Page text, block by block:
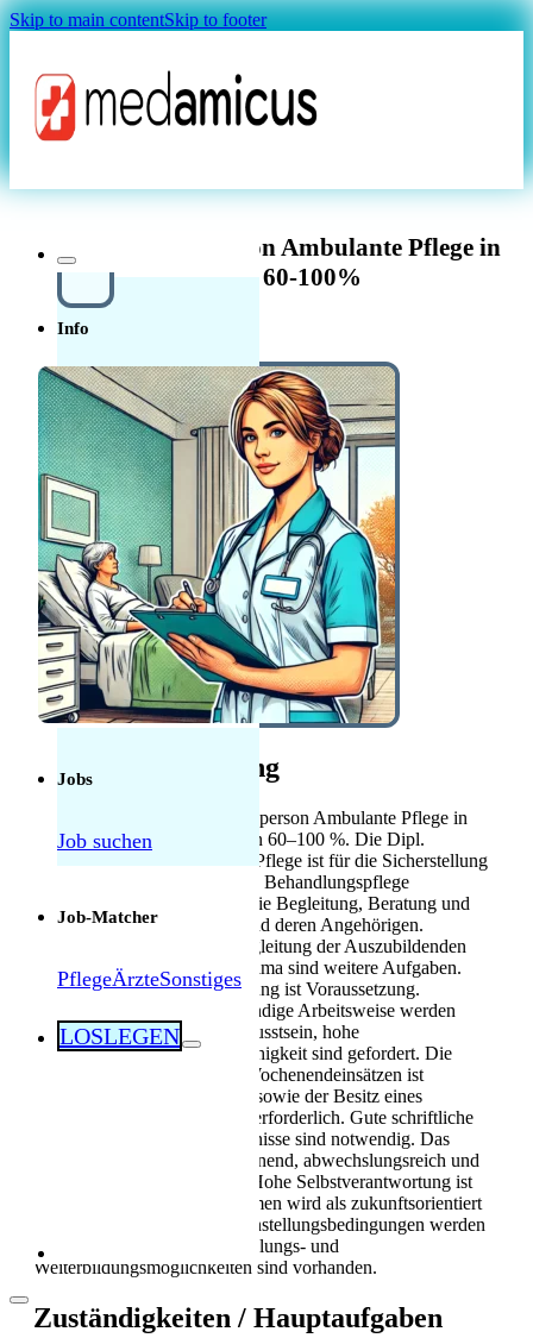
Skip to main contentSkip to footer
MAGAZIN
Magazin
Quellensteuer Lohnrechner
Herausforderungen als Pflegekraft in der
ist — und was nicht
Als Pflegekraft in die Schweiz: Leben, Kultur
und Alltag (2026)
Info
Über unsIn der
Schweiz in der Pflege
arbeitenRatgeber
Krankenkasse
Leitfaden
Start in der Schweiz
Anerkennung
Mebeko Anerkennung
für ÄrzteDiplom-
Anerkennung für
Fachkräfte
Jobs
Job suchen
Job-Matcher
PflegeÄrzteSonstiges
LOSLEGEN
Dipl. Pflegefachperson Ambulante Pflege in
Therwil 60-100%
Stellenbeschreibung
Die Stelle als Dipl. Pflegefachperson Ambulante Pflege in
Therwil bietet ein Pensum von 60–100 %. Die Dipl.
Pflegefachperson Ambulante Pflege ist für die Sicherstellung
der fachgerechten Grund- und Behandlungspflege
verantwortlich. Dazu gehört die Begleitung, Beratung und
Unterstützung der Klienten und deren Angehörigen.
Mitverantwortung bei der Begleitung der Auszubildenden
sowie für ein gutes Betriebsklima sind weitere Aufgaben.
Eine abgeschlossene Ausbildung ist Voraussetzung.
Fachkompetenz und selbstständige Arbeitsweise werden
erwartet. Verantwortungsbewusstsein, hohe
Sozialkompetenz und Teamfähigkeit sind gefordert. Die
Bereitschaft zu Abend- und Wochenendeinsätzen ist
notwendig. EDV-Kenntnisse sowie der Besitz eines
Führerausweises Kat. B sind erforderlich. Gute schriftliche
und mündliche Deutschkenntnisse sind notwendig. Das
Aufgabengebiet wird als spannend, abwechslungsreich und
herausfordernd beschrieben. Hohe Selbstverantwortung ist
Teil der Rolle. Das Unternehmen wird als zukunftsorientiert
bezeichnet. Fortschrittliche Anstellungsbedingungen werden
geboten. Individuelle Entwicklungs- und
Weiterbildungsmöglichkeiten sind vorhanden.
Zuständigkeiten / Hauptaufgaben